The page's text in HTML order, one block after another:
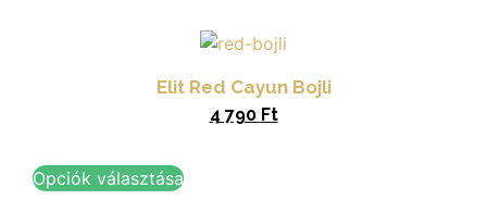
Elit Red Cayun Bojli
4 790 Ft
Opciók választása